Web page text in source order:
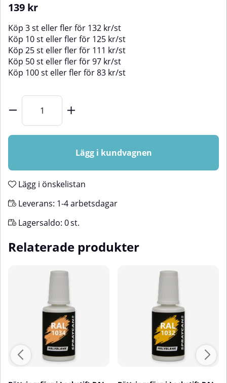
139 kr
Köp 3 st eller fler för 132 kr/st
Köp 10 st eller fler för 125 kr/st
Köp 25 st eller fler för 111 kr/st
Köp 50 st eller fler för97 kr/st
Köp 100 st eller fler för83 kr/st
Lägg i kundvagnen
Lägg i önskelistan
Leverans: 1-4 arbetsdagar
Lagersaldo: 0st.
Relaterade produkter